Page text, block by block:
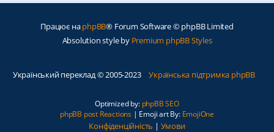
Працює наphpBB® Forum Software © phpBB Limited
Absolution style by Premium phpBB Styles
Український переклад © 2005-2023 Українська підтримка phpBB
Optimized by: phpBB SEO
phpBB post Reactions| Emoji art By: EmojiOne
Конфіденційність | Умови